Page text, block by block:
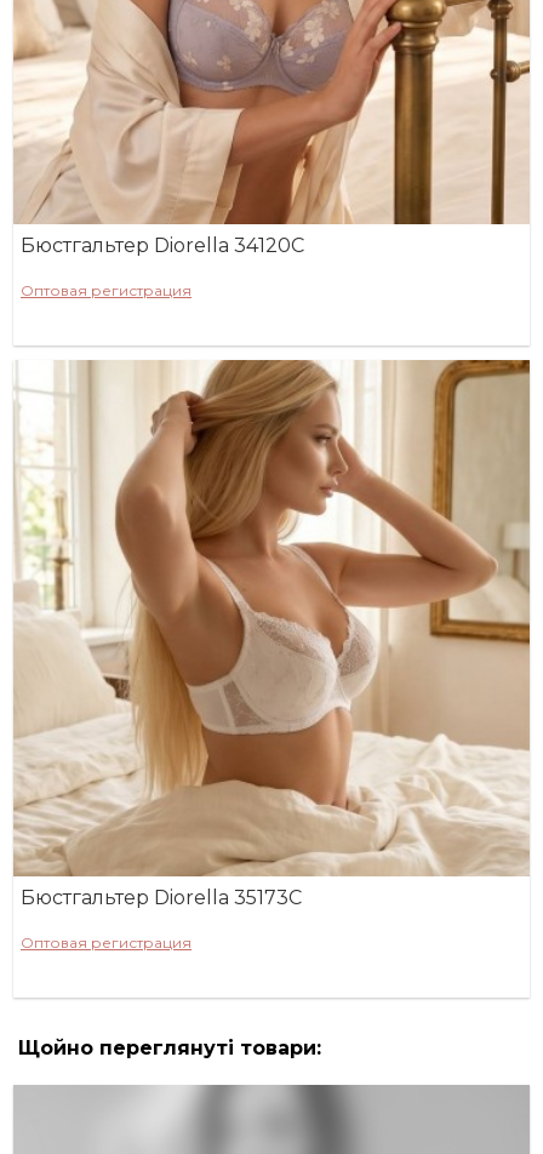
Бюстгальтер Diorella 34120C
Оптовая регистрация
Бюстгальтер Diorella 35173C
Оптовая регистрация
Щойно переглянуті товари: